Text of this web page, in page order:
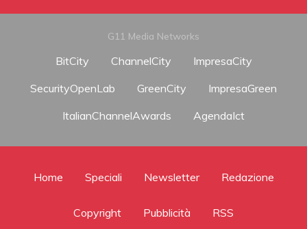
G11 Media Networks
BitCity ChannelCity
ImpresaCity
SecurityOpenLab
GreenCity
ImpresaGreen
ItalianChannelAwards
AgendaIct
Home Speciali Newsletter Redazione
Copyright Pubblicità RSS